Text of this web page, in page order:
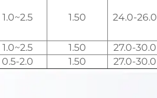
1.0~2.5 1.50 24.0-26.0
1.0~2.5 1.50 27.0-30.0
0.5-2.0 1.50 27.0-30.0